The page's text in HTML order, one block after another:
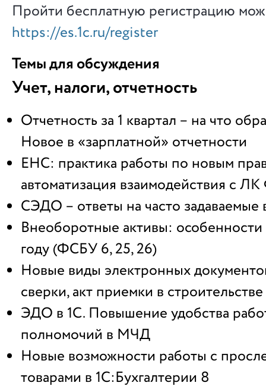
Пройти бесплатную регистрацию
https://es.1c.ru/register
Темы для обсуждения
Учет, налоги, отчетность
Отчетность за 1 квартал – на что
Новое в «зарплатной» отчетности
ЕНС: практика работы по новым
автоматизация взаимодействия с
СЭДО – ответы на часто задаваемые
Внеоборотные активы: особенности
году (ФСБУ 6, 25, 26)
Новые виды электронных
сверки, акт приемки в строительстве
ЭДО в 1С. Повышение удобства
полномочий в МЧД
Новые возможности работы с
товарами в 1С:Бухгалтерии 8